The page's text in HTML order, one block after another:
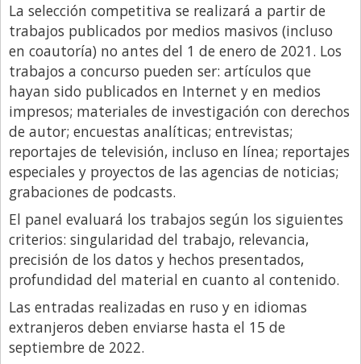
La selección competitiva se realizará a partir de
trabajos publicados por medios masivos (incluso
en coautoría) no antes del 1 de enero de 2021. Los
trabajos a concurso pueden ser: artículos que
hayan sido publicados en Internet y en medios
impresos; materiales de investigación con derechos
de autor; encuestas analíticas; entrevistas;
reportajes de televisión, incluso en línea; reportajes
especiales y proyectos de las agencias de noticias;
grabaciones de podcasts.
El panel evaluará los trabajos según los siguientes
criterios: singularidad del trabajo, relevancia,
precisión de los datos y hechos presentados,
profundidad del material en cuanto al contenido.
Las entradas realizadas en ruso y en idiomas
extranjeros deben enviarse hasta el 15 de
septiembre de 2022.